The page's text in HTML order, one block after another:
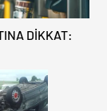
DİKKAT: